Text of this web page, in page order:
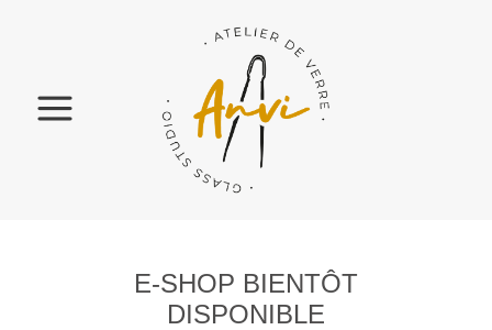
E-SHOP BIENTÔT
DISPONIBLE